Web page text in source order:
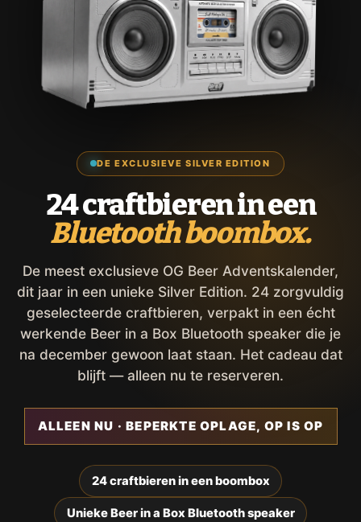
DE EXCLUSIEVE SILVER EDITION
24 craftbieren in een
Bluetooth boombox.
De meest exclusieve OG Beer Adventskalender,
dit jaar in een unieke Silver Edition. 24 zorgvuldig
geselecteerde craftbieren, verpakt in een écht
werkende Beer in a Box Bluetooth speaker die je
na december gewoon laat staan. Het cadeau dat
blijft — alleen nu te reserveren.
ALLEEN NU · BEPERKTE OPLAGE, OP IS OP
24 craftbieren in een boombox
Unieke Beer in a Box Bluetooth speaker